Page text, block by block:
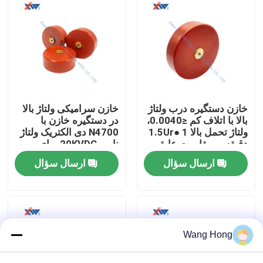
درباره ما
تور کارخانه
کنترل کیفیت
با ما تماس بگیرید
خازن سرامیکی ولتاژ بالا
خازن دستگیره درب ولتاژ
بالا با اتلاف کم ≤0.0040،
ولتاژ تحمل بالا 1.5Ur● 1
دقیقه، و مقاومت عایقی
بالا ≧1.0×105MΩ برای
ارتباطات خط قدرت
حامل
ارسال سؤال
خازن سرامیکی ولتاژ بالا
در دستگیره خازن با
N4700 دی الکتریک ولتاژ
نامی 20KVDC برای
فرکانس بالا برنامه های
کاربردی سفارشی
ارسال سؤال
Wang Hong